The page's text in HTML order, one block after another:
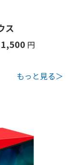
ス
1,500 円
もっと見る＞